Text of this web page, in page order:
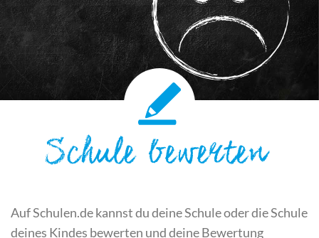
Schule bewerten
Auf Schulen.de kannst du deine Schule oder die Schule
deines Kindes bewerten und deine Bewertung